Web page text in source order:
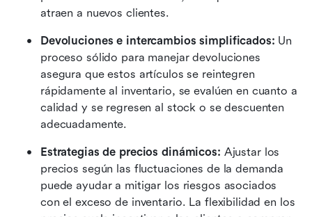
atraen a nuevos clientes.
Devoluciones e intercambios simplificados: Un
proceso sólido para manejar devoluciones
asegura que estos artículos se reintegren
rápidamente al inventario, se evalúen en cuanto a
calidad y se regresen al stock o se descuenten
adecuadamente.
Estrategias de precios dinámicos: Ajustar los
precios según las fluctuaciones de la demanda
puede ayudar a mitigar los riesgos asociados
con el exceso de inventario. La flexibilidad en los